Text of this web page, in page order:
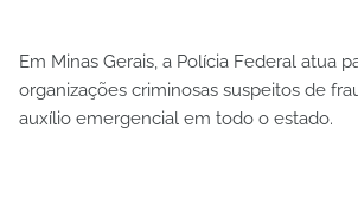
Em Minas Gerais, a Polícia Federal atua
organizações criminosas suspeitos de
auxílio emergencial em todo o estado.